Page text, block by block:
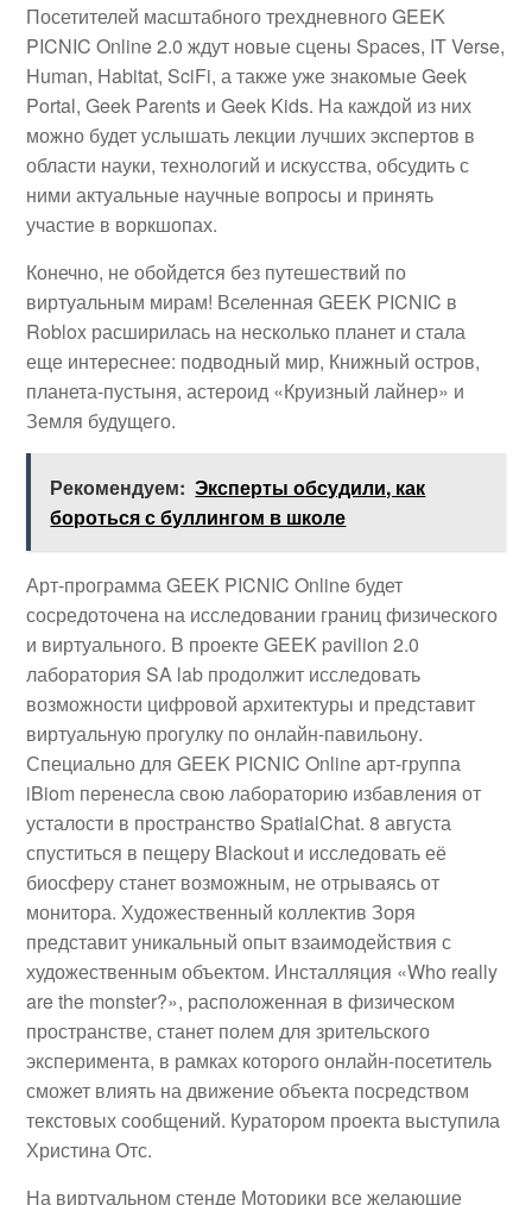
Посетителей масштабного трехдневного GEEK
PICNIC Online 2.0 ждут новые сцены Spaces, IT Verse,
Human, Habitat, SciFi, а также уже знакомые Geek
Portal, Geek Parents и Geek Kids. На каждой из них
можно будет услышать лекции лучших экспертов в
области науки, технологий и искусства, обсудить с
ними актуальные научные вопросы и принять
участие в воркшопах.
Конечно, не обойдется без путешествий по
виртуальным мирам! Вселенная GEEK PICNIC в
Roblox расширилась на несколько планет и стала
еще интереснее: подводный мир, Книжный остров,
планета-пустыня, астероид «Круизный лайнер» и
Земля будущего.
Рекомендуем: Эксперты обсудили, как
бороться с буллингом в школе
Арт-программа GEEK PICNIC Online будет
сосредоточена на исследовании границ физического
и виртуального. В проекте GEEK pavilion 2.0
лаборатория SA lab продолжит исследовать
возможности цифровой архитектуры и представит
виртуальную прогулку по онлайн-павильону.
Специально для GEEK PICNIC Online арт-группа
iBiom перенесла свою лабораторию избавления от
усталости в пространство SpatialChat. 8 августа
спуститься в пещеру Blackout и исследовать её
биосферу станет возможным, не отрываясь от
монитора. Художественный коллектив Зоря
представит уникальный опыт взаимодействия с
художественным объектом. Инсталляция «Who really
are the monster?», расположенная в физическом
пространстве, станет полем для зрительского
эксперимента, в рамках которого онлайн-посетитель
сможет влиять на движение объекта посредством
текстовых сообщений. Куратором проекта выступила
Христина Отс.
На виртуальном стенде Моторики все желающие